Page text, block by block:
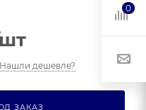
Нашли дешевле?
ЗАКАЗ
0